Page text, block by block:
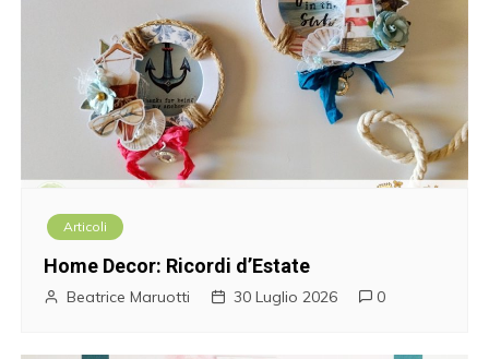
Articoli
Home Decor: Ricordi d’Estate
Beatrice Maruotti 30 Luglio 2026 0